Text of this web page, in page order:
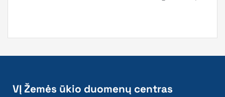
VĮ Žemės ūkio duomenų centras